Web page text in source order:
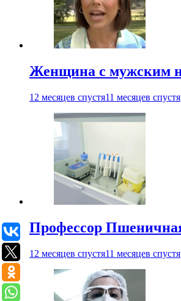
Женщина с мужским
12 месяцев спустя11 месяцев спустя
Профессор
12 месяцев спустя11 месяцев спустя